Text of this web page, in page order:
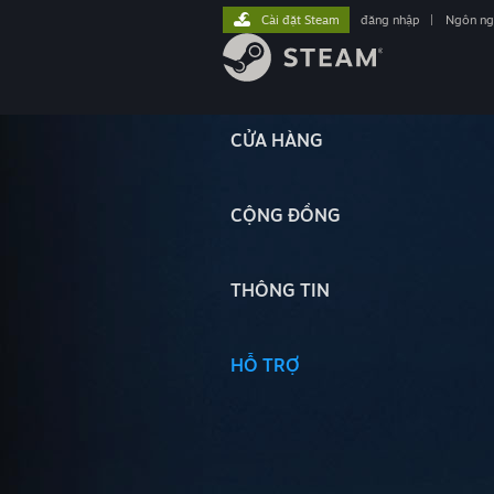
CỬA HÀNG
CỘNG ĐỒNG
THÔNG TIN
HỖ TRỢ
Cài đặt Steam đăng nhập Ngôn